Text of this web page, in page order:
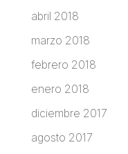
abril 2018
marzo 2018
febrero 2018
enero 2018
diciembre 2017
agosto 2017